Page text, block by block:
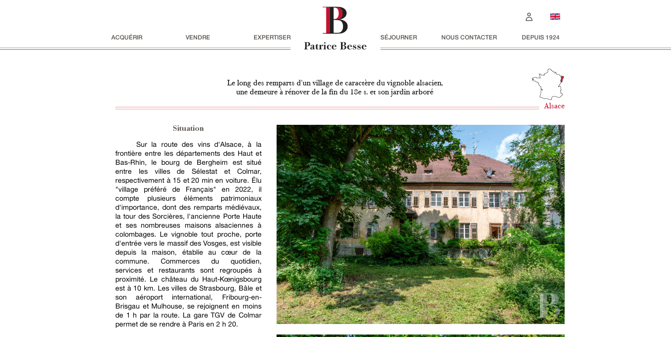
ACQUÉRIR VENDRE EXPERTISER SÉJOURNER NOUS CONTACTER DEPUIS 1924
Le long des remparts d'un village de caractère du vignoble alsacien,
une demeure à rénover de la fin du 18e s. et son jardin arboré
Alsace
Situation
Sur la route des vins d'Alsace, à la
frontière entre les départements des Haut et
Bas-Rhin, le bourg de Bergheim est situé
entre les villes de Sélestat et Colmar,
respectivement à 15 et 20 min en voiture. Élu
"village préféré de Français" en 2022, il
compte plusieurs éléments patrimoniaux
d'importance, dont des remparts médiévaux,
la tour des Sorcières, l'ancienne Porte Haute
et ses nombreuses maisons alsaciennes à
colombages. Le vignoble tout proche, porte
d'entrée vers le massif des Vosges, est visible
depuis la maison, établie au cœur de la
commune. Commerces du quotidien,
services et restaurants sont regroupés à
proximité. Le château du Haut-Kœnigsbourg
est à 10 km. Les villes de Strasbourg, Bâle et
son aéroport international, Fribourg-en-
Brisgau et Mulhouse, se rejoignent en moins
de 1 h par la route. La gare TGV de Colmar
permet de se rendre à Paris en 2 h 20.